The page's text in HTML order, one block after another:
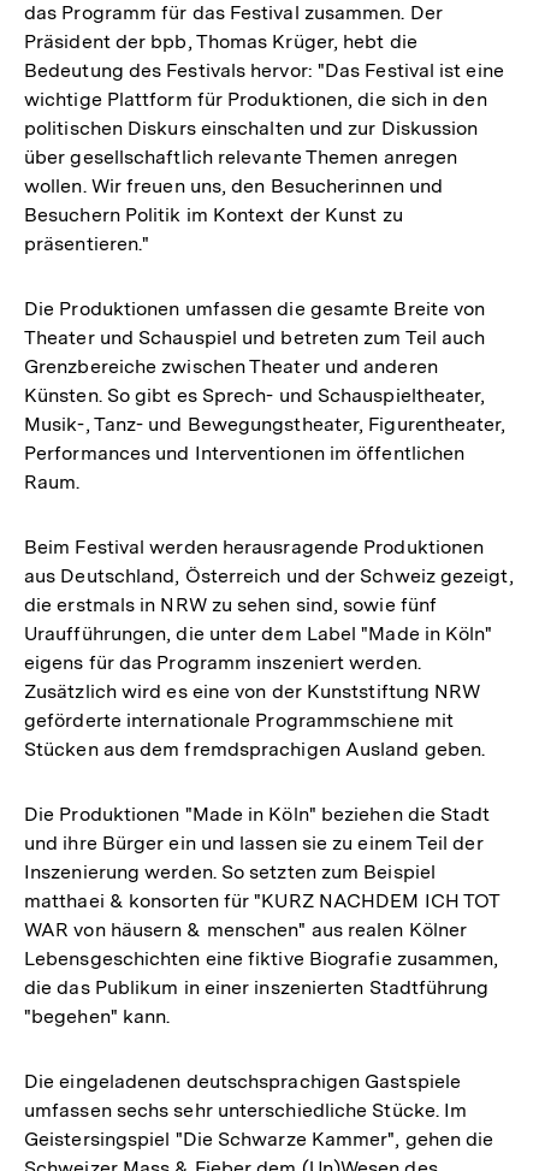
das Programm für das Festival zusammen. Der
Präsident der bpb, Thomas Krüger, hebt die
Bedeutung des Festivals hervor: "Das Festival ist eine
wichtige Plattform für Produktionen, die sich in den
politischen Diskurs einschalten und zur Diskussion
über gesellschaftlich relevante Themen anregen
wollen. Wir freuen uns, den Besucherinnen und
Besuchern Politik im Kontext der Kunst zu
präsentieren."
Die Produktionen umfassen die gesamte Breite von
Theater und Schauspiel und betreten zum Teil auch
Grenzbereiche zwischen Theater und anderen
Künsten. So gibt es Sprech- und Schauspieltheater,
Musik-, Tanz- und Bewegungstheater, Figurentheater,
Performances und Interventionen im öffentlichen
Raum.
Beim Festival werden herausragende Produktionen
aus Deutschland, Österreich und der Schweiz gezeigt,
die erstmals in NRW zu sehen sind, sowie fünf
Uraufführungen, die unter dem Label "Made in Köln"
eigens für das Programm inszeniert werden.
Zusätzlich wird es eine von der Kunststiftung NRW
geförderte internationale Programmschiene mit
Stücken aus dem fremdsprachigen Ausland geben.
Die Produktionen "Made in Köln" beziehen die Stadt
und ihre Bürger ein und lassen sie zu einem Teil der
Inszenierung werden. So setzten zum Beispiel
matthaei & konsorten für "KURZ NACHDEM ICH TOT
WAR von häusern & menschen" aus realen Kölner
Lebensgeschichten eine fiktive Biografie zusammen,
die das Publikum in einer inszenierten Stadtführung
"begehen" kann.
Die eingeladenen deutschsprachigen Gastspiele
umfassen sechs sehr unterschiedliche Stücke. Im
Geistersingspiel "Die Schwarze Kammer", gehen die